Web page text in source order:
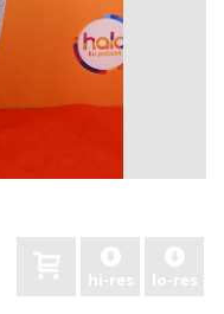
hi-res lo-res